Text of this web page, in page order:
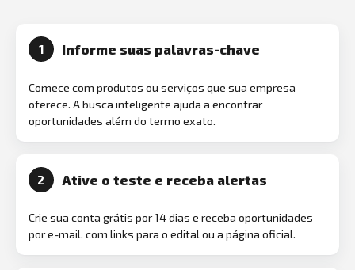
1 Informe suas palavras-chave
Comece com produtos ou serviços que sua empresa
oferece. A busca inteligente ajuda a encontrar
oportunidades além do termo exato.
2 Ative o teste e receba alertas
Crie sua conta grátis por 14 dias e receba oportunidades
por e-mail, com links para o edital ou a página oficial.